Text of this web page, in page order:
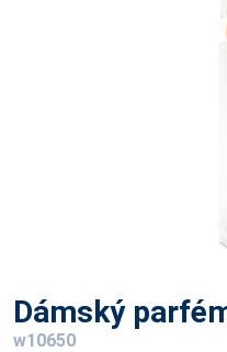
Dámský
w10650